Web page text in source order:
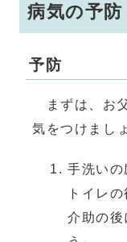
病気の予
予防
まずは、お
気をつけまし
手洗いの
トイレ
介助の後